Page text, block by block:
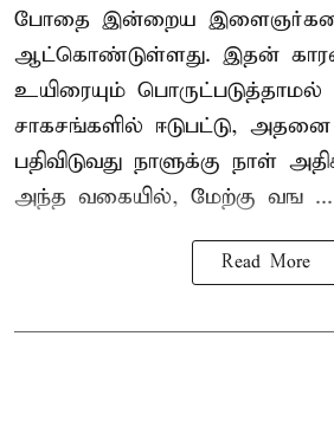
போதை இன்றைய
ஆட்கொண்டுள்ளது. இதன்
உயிரையும் பொருட்படுத்தாமல்
சாகசங்களில் ஈடுபட்டு,
பதிவிடுவது நாளுக்கு நாள்
அந்த வகையில், மேற்கு வங ...
Read More